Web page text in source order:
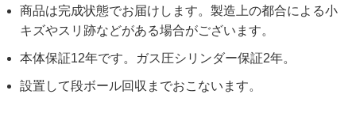
商品は完成状態でお届けします。製造上の都合による小
キズやスリ跡などがある場合がございます。
本体保証12年です。ガス圧シリンダー保証2年。
設置して段ボール回収までおこないます。